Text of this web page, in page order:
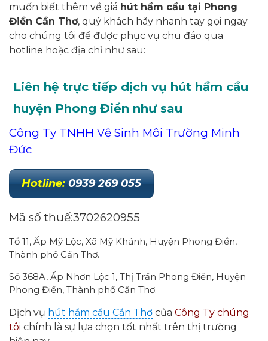
muốn biết thêm về giá hút hầm cầu tại Phong
Điền Cần Thơ, quý khách hãy nhanh tay gọi ngay
cho chúng tôi để được phục vụ chu đáo qua
hotline hoặc địa chỉ như sau:
Liên hệ trực tiếp dịch vụ hút hầm cầu
huyện Phong Điền như sau
Công Ty TNHH Vệ Sinh Môi Trường Minh
Đức
Hotline: 0939 269 055
Mã số thuế:3702620955
Tổ 11, Ấp Mỹ Lộc, Xã Mỹ Khánh, Huyện Phong Điền,
Thành phố Cần Thơ.
Số 368A, Ấp Nhơn Lộc 1, Thị Trấn Phong Điền, Huyện
Phong Điền, Thành phố Cần Thơ.
Dịch vụ hút hầm cầu Cần Thơ của Công Ty chúng
tôi chính là sự lựa chọn tốt nhất trên thị trường